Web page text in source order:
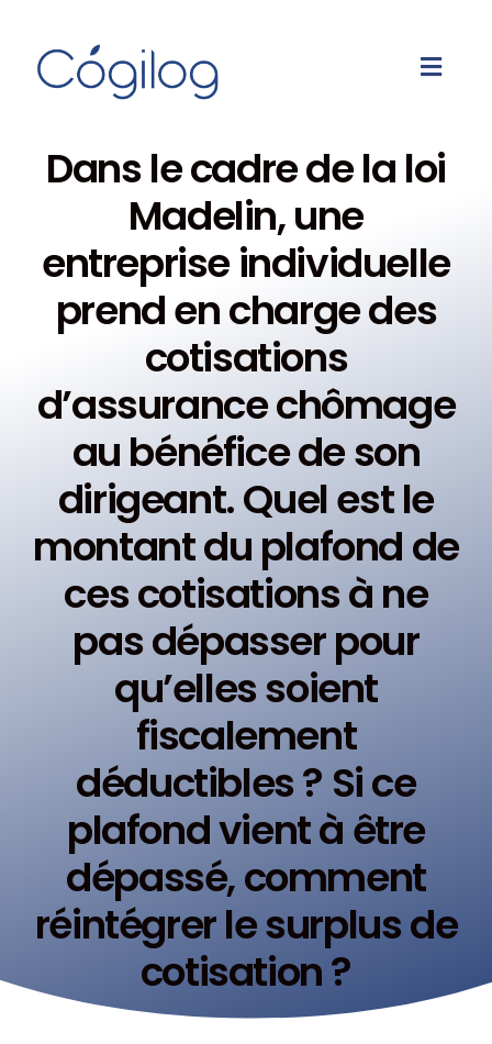
Dans le cadre de la loi
Madelin, une
entreprise individuelle
prend en charge des
cotisations
d’assurance chômage
au bénéfice de son
dirigeant. Quel est le
montant du plafond de
ces cotisations à ne
pas dépasser pour
qu’elles soient
fiscalement
déductibles ? Si ce
plafond vient à être
dépassé, comment
réintégrer le surplus de
cotisation ?